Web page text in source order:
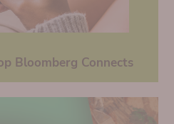
Bloomberg Connects